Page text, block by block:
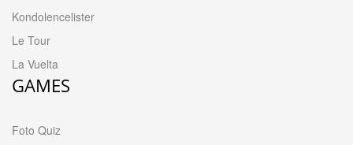
Kondolencelister
Le Tour
La Vuelta
GAMES
Foto Quiz